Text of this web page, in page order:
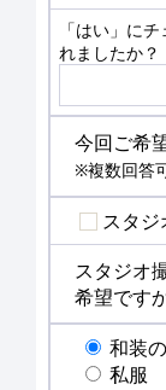
「はい」に
れましたか？
今回ご希
※複数回答
スタ
スタジオ
希望です
和装
私服